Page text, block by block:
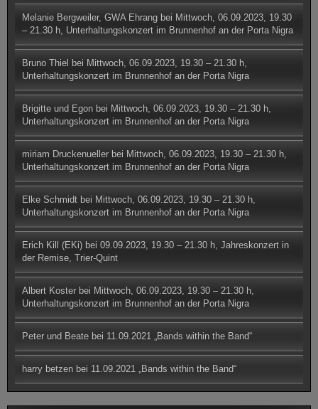
Melanie Bergweiler, GWA Ehrang bei Mittwoch, 06.09.2023, 19.30
– 21.30 h, Unterhaltungskonzert im Brunnenhof an der Porta Nigra
Bruno Thiel bei Mittwoch, 06.09.2023, 19.30 – 21.30 h,
Unterhaltungskonzert im Brunnenhof an der Porta Nigra
Brigitte und Egon bei Mittwoch, 06.09.2023, 19.30 – 21.30 h,
Unterhaltungskonzert im Brunnenhof an der Porta Nigra
miriam Druckenueller bei Mittwoch, 06.09.2023, 19.30 – 21.30 h,
Unterhaltungskonzert im Brunnenhof an der Porta Nigra
Elke Schmidt bei Mittwoch, 06.09.2023, 19.30 – 21.30 h,
Unterhaltungskonzert im Brunnenhof an der Porta Nigra
Erich Kill (EKi) bei 09.09.2023, 19.30 – 21.30 h, Jahreskonzert in
der Remise, Trier-Quint
Albert Koster bei Mittwoch, 06.09.2023, 19.30 – 21.30 h,
Unterhaltungskonzert im Brunnenhof an der Porta Nigra
Peter und Beate bei 11.09.2021 „Bands within the Band“
harry betzen bei 11.09.2021 „Bands within the Band“